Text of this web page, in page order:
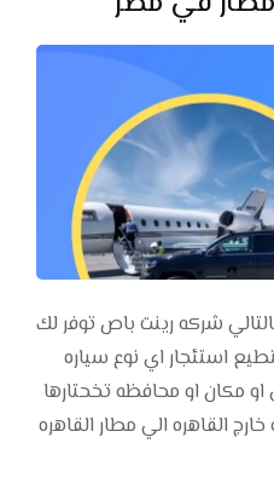
شركه رينت باص توفر لك
استئجار اي نوع سياره
مكان او محافظه تخحتارها
القاهره الي مطار القاهره